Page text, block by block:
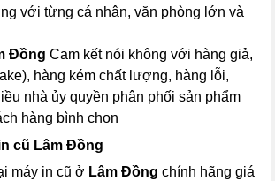
với từng cá nhân, văn phòng lớn và
Đồng Cam kết nói không với hàng giả,
hàng kém chất lượng, hàng lỗi,
nhà ủy quyền phân phối sản phẩm
hàng bình chọn
cũ Lâm Đồng
máy in cũ ở Lâm Đồng chính hãng giá